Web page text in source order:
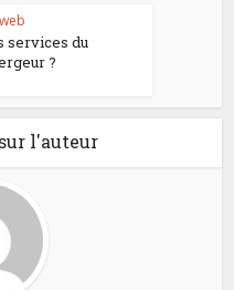
services du
?
l'auteur